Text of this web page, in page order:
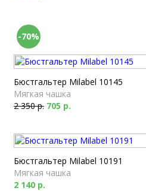
-70%
Бюстгальтер Milabel 10145
Мягкая чашка
2 350 р. 705 р.
Бюстгальтер Milabel 10191
Мягкая чашка
2 140 р.